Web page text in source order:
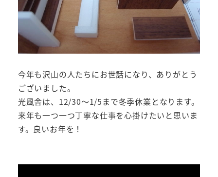
今年も沢山の人たちにお世話になり、ありがとう
ございました。
光風舎は、12/30～1/5まで冬季休業となります。
来年も一つ一つ丁寧な仕事を心掛けたいと思いま
す。良いお年を！